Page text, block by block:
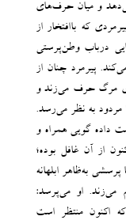
و میان حرف‌‌های
که باافتخار از
درباب وطن‌‌پرستی
پیرمرد چنان از
مرگ حرف می‌‌زند و
مردود به نظر می‌رسد.
داده گویی همراه و
از آن غافل بوده؛
به‌ظاهر ابلهانه
می‌‌زند. او می‌‌پرسد:
اکنون منتظر است